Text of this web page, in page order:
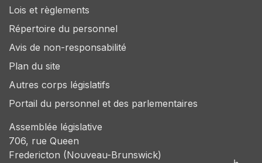
Lois et règlements
Répertoire du personnel
Avis de non-responsabilité
Plan du site
Autres corps législatifs
Portail du personnel et des parlementaires
Assemblée législative
706, rue Queen
Fredericton (Nouveau-Brunswick)